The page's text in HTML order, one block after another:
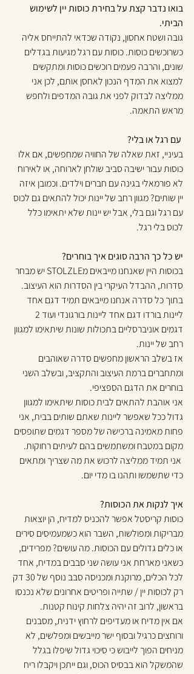
בואו נדבר קצת על בחירת כוסות יין לשימוש
הביתי.
גובה ושטח אחסון, נקודה שכדאי להתייחס אליה
כשרוכשים כוסות. כוסות עם רגל מגיעות בגדלים
שונים, והרבה פעמים רוכשים כוסות ומתקשים
למצוא את המדף הנכון לאחסן אותם, לכן אני
ממליצה לבדוק לפני את גובה המדפים ולחפש
מראש התאמה.
בעיניי, זאת שאלה של החוויה שמחפשים, אם אלו
כוסות עבור ישיבה סביב שולחן לארוחה, או לאירוח
לא פורמאלי בגינה עם חברים וילדים. וכמובן איזה
יין שותים? מגוון רחב של יינות יכול להתאים גם לכוס
עם רגל וגם בלי, אבל יש יינות שלא יתאימו כלל
לכוס בלי רגל.
יש כל כך הרבה סוגים איך בוחרים?
בכוסות היין שאנחנו מייבאים מSTOLZLE יש מבחר
סדרות, ההבדל העיקרי בין הסדרות הוא העיצוב.
בתוך כל סדרה אנחנו מייבאים תמיד דגם אחד
דגמים אוניברסליים בתכולות שונות שיתאימו למגוון
רחב של יינות.
אז בשלב הראשון מחפשים סדרה שאוהבים
ומתחברים ברמת העיצוב והתקציב, ובשלב השני
בוחרים את הדגם הספציפי.
אני אוהבת להתאים לבית כוסות שיתאימו למגוון
גדול ככל שאפשר ליינות שאתם שותים בבית, אני
פחות מאמינה ברכישה של מספר דגמים שתופסים
מקום במטבח ומשתמשים בהם לעיתים רחוקות.
אני תמיד ממליצה לרכוש את מה שצריך ומתאים
כדי שתשמשו ותהנו בו מדי יום.
איך לנקות את הכוסות?
כוסות קריסטל אפשר להכניס למדיח, הן יוצאות
מבריקות ומפולשות, השבר הוא כשמעמיסים סירים
או כלים גדולים עם הכוסות. מה עושים? מפרידים,
כשאני מארחת אני עושה שני סבבים במדיח, אחד
לכל הכלים, מרוקנת ומכניסה סבב נוסף של 30 דק
רק לכוסות יין / שתייה ופריטים אחרונים שלא נכנסו
בראשון, לרוב זה יהיה צלחות קינוח קטנות.
אם אין מדיח או מעדיפים לרחוץ ידנית, מסבנים
ורוחצים כרגיל ובסוף ישר מייבשים ומפלשים, לא
מניחים הפוך לייבוש כי סיכוי גדול שיפלו בגלל
שהמשקל הוא בבסיס הכוס, וגם ייתכן ויקבלו ריח